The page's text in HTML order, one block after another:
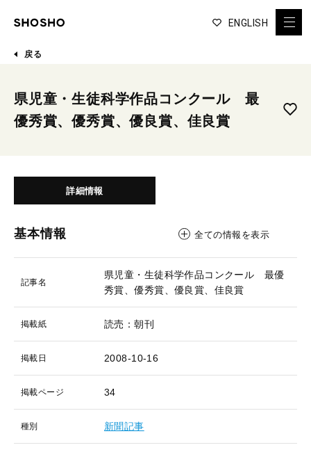
ENGLISH
戻る
県児童・生徒科学作品コンクール 最
優秀賞、優秀賞、優良賞、佳良賞
詳細情報
基本情報 全ての情報を表示
記事名
県児童・生徒科学作品コンクール 最優
秀賞、優秀賞、優良賞、佳良賞
掲載紙 読売：朝刊
掲載日 2008-10-16
掲載ページ 34
種別 新聞記事